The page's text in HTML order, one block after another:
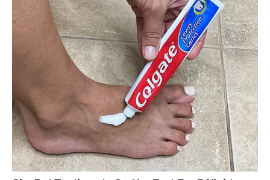
Ribe su znak kojem zvijezde donose možda i najljepšu
sedmicu u posljednje vrijeme. Na više životnih polja
istovremeno dolaze pozitivne promjene koje će vas
ostaviti prijatno iznenađenima.
Ljubavni život postaje topliji i ispunjeniji, finansije
pokazuju znakove napretka, a jedna važna želja počinje
da se približava ostvarenju. Ono što će vas posebno
obradovati jeste osjećaj da se stvari konačno slažu onako
kako ste dugo željeli.